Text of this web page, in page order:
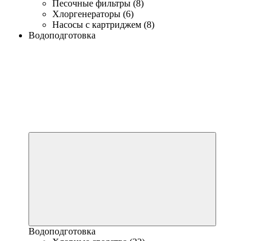
Песочные фильтры (8)
Хлоргенераторы (6)
Насосы с картриджем (8)
Водоподготовка
Водоподготовка